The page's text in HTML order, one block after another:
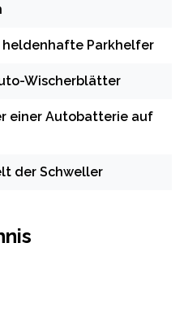
Parkhelfer
Wischerblätter
einer Autobatterie auf
der Schweller